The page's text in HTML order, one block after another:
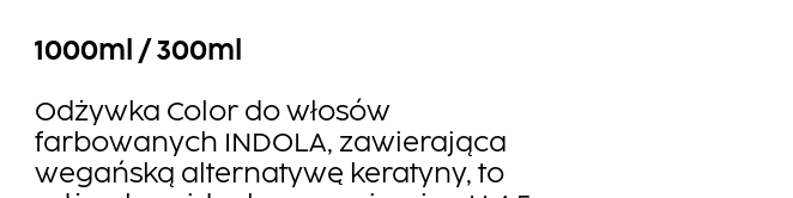
1000ml / 300ml
Odżywka Color do włosów
farbowanych INDOLA, zawierająca
wegańską alternatywę keratyny, to